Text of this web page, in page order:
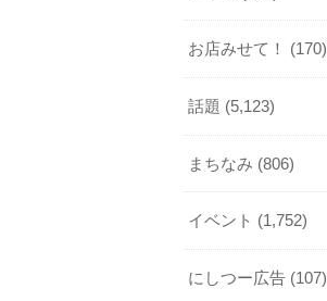
お店みせて！ (170)
話題 (5,123)
まちなみ (806)
イベント (1,752)
にしつー広告 (107)